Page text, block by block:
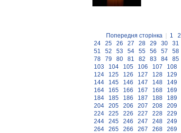
Попередня сторінка 1 2
24
25 26 27 28 29 30 31
51
52 53 54 55 56 57 58
78
79 80 81 82 83 84 85
103
104 105 106 107 108
124
125 126 127 128 129
144
145 146 147 148 149
164
165 166 167 168 169
184
185 186 187 188 189
204
205 206 207 208 209
224
225 226 227 228 229
244
245 246 247 248 249
264
265 266 267 268 269